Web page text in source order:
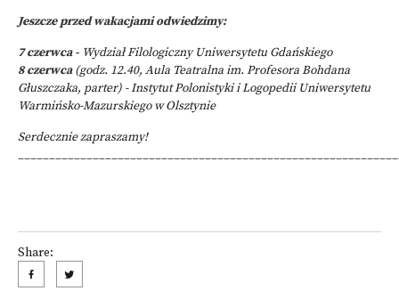
Jeszcze przed wakacjami odwiedzimy:
7 czerwca - Wydział Filologiczny Uniwersytetu Gdańskiego
8 czerwca(godz. 12.40, Aula Teatralna im. Profesora Bohdana
Głuszczaka, parter) - Instytut Polonistyki i Logopedii Uniwersytetu
Warmińsko-Mazurskiego w Olsztynie
Serdecznie zapraszamy!
Share: